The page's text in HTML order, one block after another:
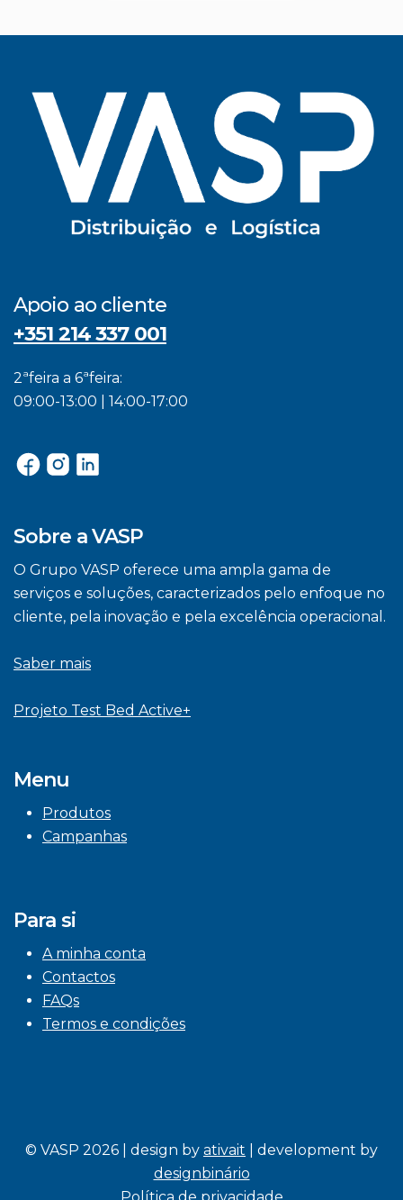
Apoio ao cliente
+351 214 337 001
2ªfeira a 6ªfeira:
09:00-13:00 | 14:00-17:00
Sobre a VASP
O Grupo VASP oferece uma ampla gama de
serviços e soluções, caracterizados pelo enfoque no
cliente, pela inovação e pela excelência operacional.
Saber mais
Projeto Test Bed Active+
Menu
Produtos
Campanhas
Para si
A minha conta
Contactos
FAQs
Termos e condições
© VASP 2026 | design by ativait | development by
designbinário